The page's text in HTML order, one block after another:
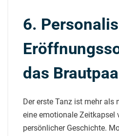
6.
das
Der erste Tanz ist mehr als
eine emotionale Zeitkapsel
persönlicher Geschichte.